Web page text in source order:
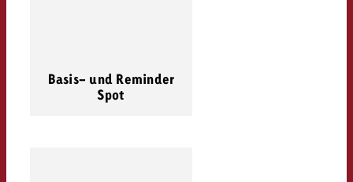
Basis- und Reminder
Spot